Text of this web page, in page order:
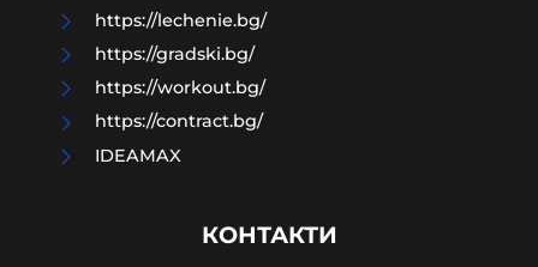
https://lechenie.bg/
https://gradski.bg/
https://workout.bg/
https://contract.bg/
IDEAMAX
КОНТАКТИ